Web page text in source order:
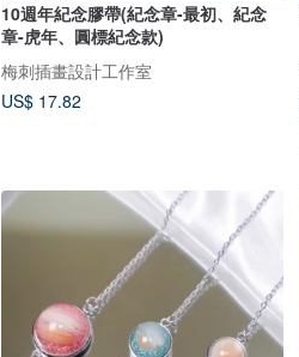
10週年紀念膠帶(紀念章-最初、紀念
章-虎年、圓標紀念款)
梅刺插畫設計工作室
US$ 17.82